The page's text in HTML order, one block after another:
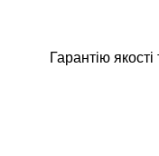
Гарантію